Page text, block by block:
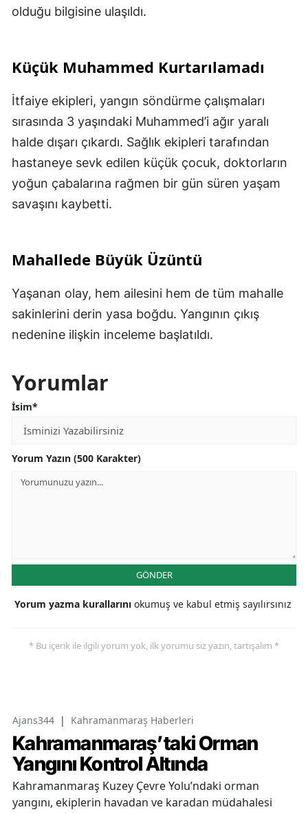
olduğu bilgisine ulaşıldı.
Küçük Muhammed Kurtarılamadı
İtfaiye ekipleri, yangın söndürme çalışmaları
sırasında 3 yaşındaki Muhammed’i ağır yaralı
halde dışarı çıkardı. Sağlık ekipleri tarafından
hastaneye sevk edilen küçük çocuk, doktorların
yoğun çabalarına rağmen bir gün süren yaşam
savaşını kaybetti.
Mahallede Büyük Üzüntü
Yaşanan olay, hem ailesini hem de tüm mahalle
sakinlerini derin yasa boğdu. Yangının çıkış
nedenine ilişkin inceleme başlatıldı.
Yorumlar
İsim*
Yorum Yazın (500 Karakter)
GÖNDER
Yorum yazma kurallarını okumuş ve kabul etmiş sayılırsınız
* Bu içerik ile ilgili yorum yok, ilk yorumu siz yazın, tartışalım *
Ajans344 | Kahramanmaraş Haberleri
Kahramanmaraş’taki Orman
Yangını Kontrol Altında
Kahramanmaraş Kuzey Çevre Yolu’ndaki orman
yangını, ekiplerin havadan ve karadan müdahalesi